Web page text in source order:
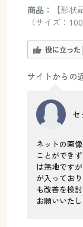
商品：
【形
（サイズ：
役に立った
サイトからの
セ
ネットの画
ことができ
は無地です
が入ってお
も改善を検
お願いいたし